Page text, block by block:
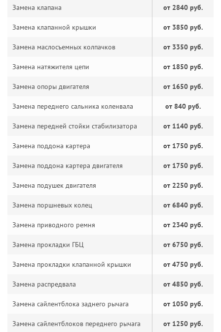
Замена клапана от 2840 руб.
Замена клапанной крышки от 3850 руб.
Замена маслосъемных колпачков от 3350 руб.
Замена натяжителя цепи от 1850 руб.
Замена опоры двигателя от 1650 руб.
Замена переднего сальника коленвала от 840 руб.
Замена передней стойки стабилизатора от 1140 руб.
Замена поддона картера от 1750 руб.
Замена поддона картера двигателя от 1750 руб.
Замена подушек двигателя от 2250 руб.
Замена поршневых колец от 6840 руб.
Замена приводного ремня от 2340 руб.
Замена прокладки ГБЦ от 6750 руб.
Замена прокладки клапанной крышки от 4750 руб.
Замена распредвала от 4850 руб.
Замена сайлентблока заднего рычага от 1050 руб.
Замена сайлентблоков переднего рычага от 1250 руб.